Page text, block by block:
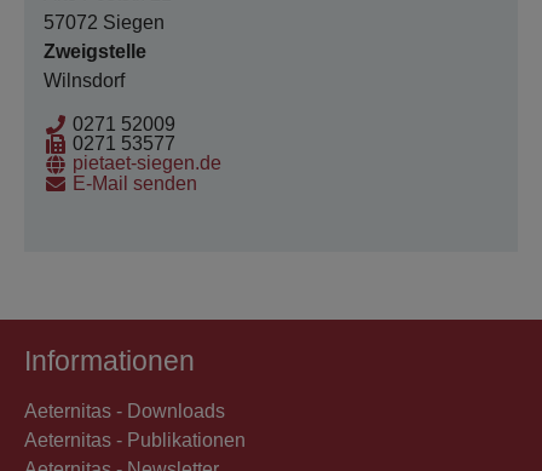
57072 Siegen
Zweigstelle
Wilnsdorf
0271 52009
0271 53577
pietaet-siegen.de
E-Mail senden
Informationen
Aeternitas - Downloads
Aeternitas - Publikationen